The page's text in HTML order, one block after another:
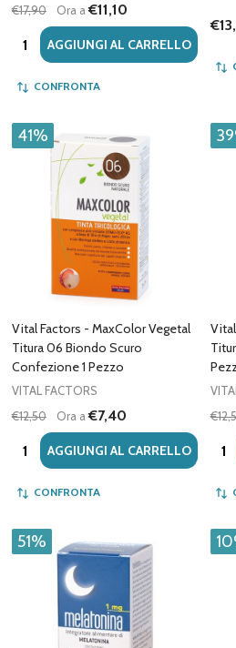
€17,90
Ora a€11,10
Quantità:AGGIUNGI AL CARRELLO
CONFRONTA
41%
Vital Factors - MaxColor Vegetal
Titura 06 Biondo Scuro
Confezione 1 Pezzo
VITAL FACTORS
€12,50
Ora a€7,40
Quantità:AGGIUNGI AL CARRELLO
CONFRONTA
51%